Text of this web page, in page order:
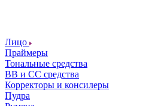
Лицо
Праймеры
Тональные средства
ВВ и СС средства
Корректоры и консилеры
Пудра